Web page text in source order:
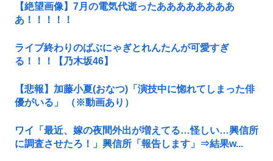
【絶望画像】7月の電気代逝ったああああああああ
あ！！！！！
ライブ終わりのばぶにゃぎとれんたんが可愛すぎ
る！！！【乃木坂46】
【悲報】加藤小夏(おなつ)「演技中に惚れてしまった俳
優がいる」 （※動画あり）
ワイ「最近、嫁の夜間外出が増えてる…怪しい…興信所
に調査させたろ！」興信所「報告します」⇒結果w...